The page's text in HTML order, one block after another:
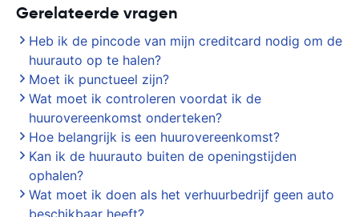
Gerelateerde vragen
Heb ik de pincode van mijn creditcard nodig om de
huurauto op te halen?
Moet ik punctueel zijn?
Wat moet ik controleren voordat ik de
huurovereenkomst onderteken?
Hoe belangrijk is een huurovereenkomst?
Kan ik de huurauto buiten de openingstijden
ophalen?
Wat moet ik doen als het verhuurbedrijf geen auto
beschikbaar heeft?